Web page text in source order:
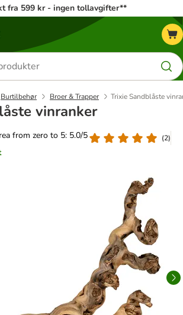
fra 599 kr - ingen tollavgifter**
Burtilbehør Broer & Trapper Trixie Sandblåste
vinranker
from zero to 5: 5.0/5
(2)